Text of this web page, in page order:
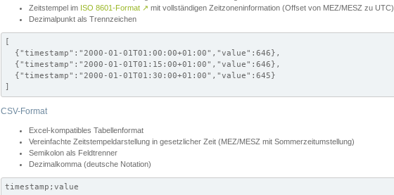
Zeitstempel im ISO 8601-Format ↗ mit vollständigen Zeitzoneninformation (Offset von MEZ/MESZ zu UTC)
Dezimalpunkt als Trennzeichen
[
  {"timestamp":"2000-01-01T01:00:00+01:00","value":646},
  {"timestamp":"2000-01-01T01:15:00+01:00","value":646},
  {"timestamp":"2000-01-01T01:30:00+01:00","value":645}
]
CSV-Format
Excel-kompatibles Tabellenformat
Vereinfachte Zeitstempeldarstellung in gesetzlicher Zeit (MEZ/MESZ mit Sommerzeitumstellung)
Semikolon als Feldtrenner
Dezimalkomma (deutsche Notation)
timestamp;value